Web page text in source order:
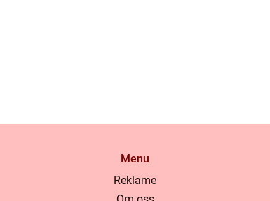
Menu
Reklame